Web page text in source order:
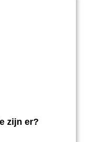
zijn er?